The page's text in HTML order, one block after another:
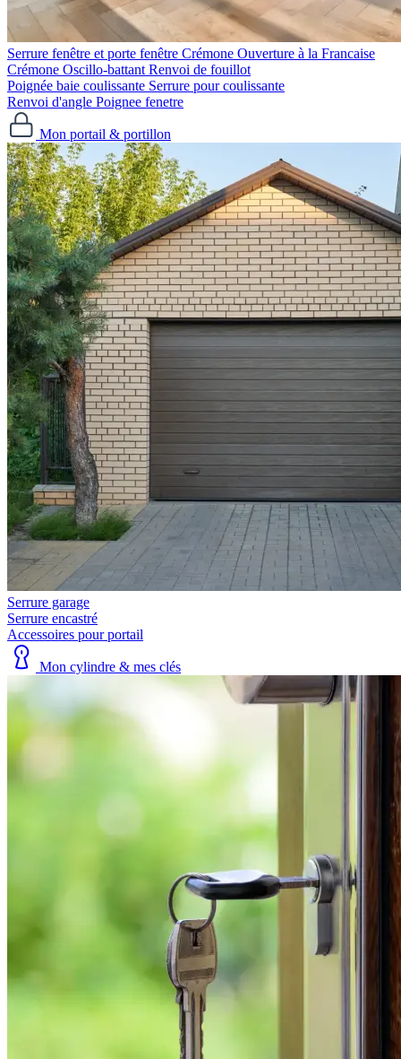
Serrure fenêtre et porte fenêtre Crémone Ouverture à la Francaise
Crémone Oscillo-battant Renvoi de fouillot
Poignée baie coulissante Serrure pour coulissante
Renvoi d'angle Poignee fenetre
Mon portail & portillon
Serrure garage
Serrure encastré
Accessoires pour portail
Mon cylindre & mes clés